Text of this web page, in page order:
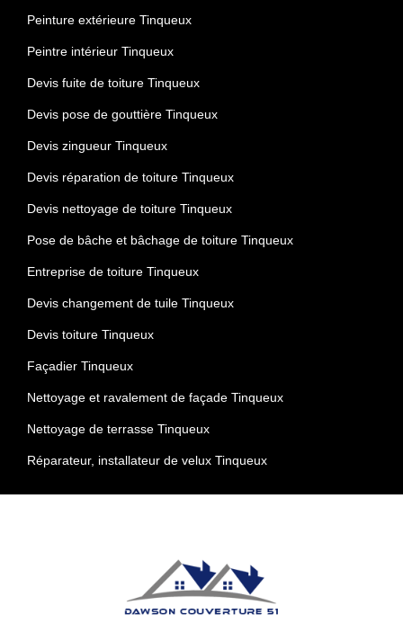
Peinture extérieure Tinqueux
Peintre intérieur Tinqueux
Devis fuite de toiture Tinqueux
Devis pose de gouttière Tinqueux
Devis zingueur Tinqueux
Devis réparation de toiture Tinqueux
Devis nettoyage de toiture Tinqueux
Pose de bâche et bâchage de toiture Tinqueux
Entreprise de toiture Tinqueux
Devis changement de tuile Tinqueux
Devis toiture Tinqueux
Façadier Tinqueux
Nettoyage et ravalement de façade Tinqueux
Nettoyage de terrasse Tinqueux
Réparateur, installateur de velux Tinqueux